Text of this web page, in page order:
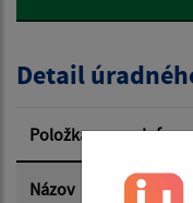
Popis:
Dátum zverejnenia
Dátum zverejnenia
Detail
Položka
Názov